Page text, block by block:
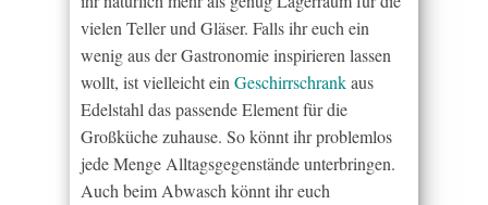
vielen Teller und Gläser. Falls ihr euch ein
wenig aus der Gastronomie inspirieren lassen
wollt, ist vielleicht einGeschirrschrankaus
Edelstahl das passende Element für die
Großküche zuhause. So könnt ihr problemlos
jede Menge Alltagsgegenstände unterbringen.
Auch beim Abwasch könnt ihr euch